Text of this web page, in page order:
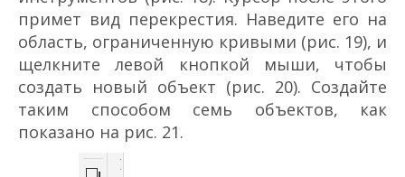
примет вид перекрестия. Наведите его на
область, ограниченную кривыми (рис. 19), и
щелкните левой кнопкой мыши, чтобы
создать новый объект (рис. 20). Создайте
таким способом семь объектов, как
показано на рис. 21.